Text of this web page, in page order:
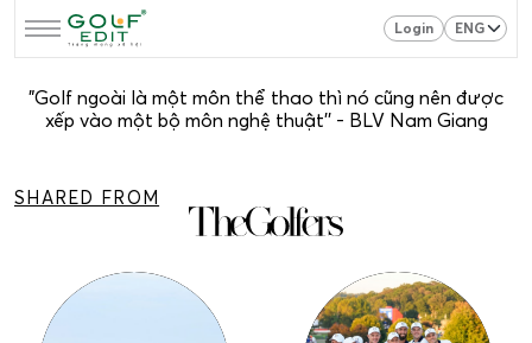
Login
"Golf ngoài là một môn thể thao thì nó cũng nên được
xếp vào một bộ môn nghệ thuật'' - BLV Nam Giang
SHARED FROM